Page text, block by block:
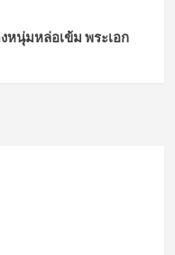
หนุ่มหล่อเข้ม พระเอก